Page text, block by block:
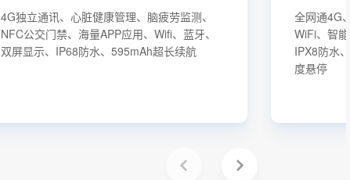
4G独立通讯、心脏健康管理、脑疲劳监测、
NFC公交门禁、海量APP应用、Wifi、蓝牙、
双屏显示、IP68防水、595mAh超长续航
全网通4G
WiFi、智
IPX8防水
度悬停